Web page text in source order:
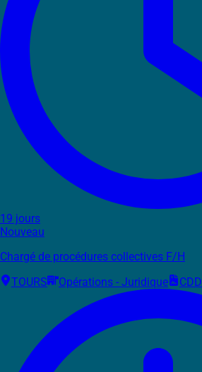
19 jours
Nouveau
Chargé de procédures collectives F/H
TOURS
Opérations - Juridique CDD